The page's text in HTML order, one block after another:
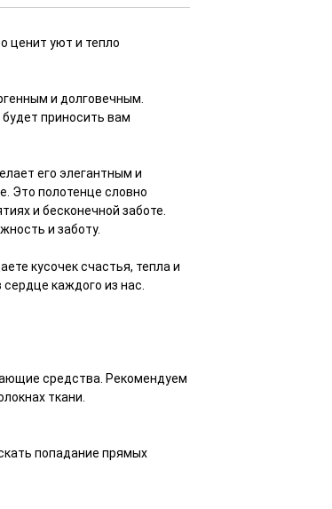
ценит уют и тепло
и долговечным.
приносить вам
его элегантным и
Это полотенце словно
и бесконечной заботе.
и заботу.
кусочек счастья, тепла и
каждого из нас.
средства. Рекомендуем
ткани.
попадание прямых